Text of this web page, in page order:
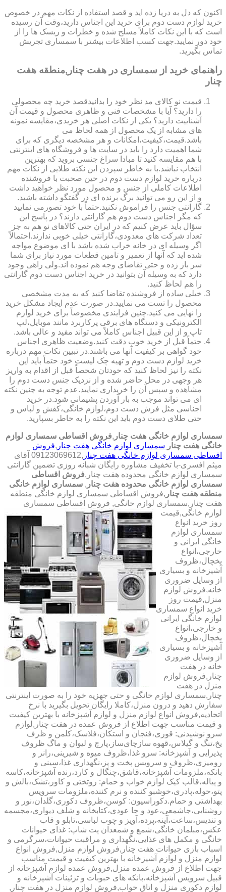
اکنون که دل به دریا زده اید و قصد استفاده از نکات مهم در خصوص
خرید لوازم دست دوم برای خرید این اجناس دارید،وقت آن رسیده
است که با این نکات کاملاً مسلح شده و خطرات و ریسک ها را از
خود دور نمایید.جهت کسب اطلاعات بیشتر با سمساری تجریش
تماس بگیرید.
راهنمای خرید از سمساری در هفت چنار,منطقه هفت
چنار
قیمت نو کالای مد نظر خود را بدانیدقصد خرید چه محصولی
را دارید؟ آیا با مشخصات فنی و ظاهری محصول و قیمت آن
آشناییت دارید؟ یکی از نکات اصلی هر خریدی،مقایسه نمونه
های مشابه از یک محصول از همه لحاظ می
باشد.قیمت،کیفیت،امکانات و هر مشخصه دیگری که برای
شما اهمیت دارد را باید در سایت ها و فروشگاه های اینترنتی
با هم مقایسه کنید تا مبادا سراغ جنسی بروید که بهترین
انتخاب نباشد.با به خاطر سپردن این نکته طلایی از نکات مهم
درباره خرید لوازم دست دوم در حین صحبت با فروشنده
اطلاعات کاملی از جنس و محصول مورد نظر خواهید داشت
و از این رو می توانید برگ برنده ای در گفتگو داشته باشید.
گارانتی جنس را فراموش نکنید.حتماً با خود تصورمی نمایید
که مگر اجناس دست دوم هم گارانتی دارند؟ در پاسخ این
سؤال باید عرض کنیم که در ایران حتی کالاهای نو هم به جز
تعداد شرکت های معدودی،گارانتی خیلی خوبی ندارند.احتمالاً
اگر وسیله ای در خانه خراب شده باشد با ای موضوع مواجه
شده اید که آنها از تعمیر و تامین قطعات مورد نیاز برای شما
سر باز زده و حتی تقاضای وجه هم نموده اند.ولی راهی وجود
دارد که به وسیله آن بتوانید در خرید اجناس دست دوم گارانتی
را هم لحاظ کنید.
خیلی ساده از فروشنده تقاضا کنید که به مدت مشخصی
محصول را تست می نمایید.در صورت عدم ایجاد مشکل خرید
را نهایی می کنید.چنین فرایندی مخصوصاً برای خرید لوازم
الکترونیکی و دستگاه های برقی پرکاربرد مانند موبایل،لپ
تاپ و از این قبیل اجناس کاملاً می تواند مفید و عالی باشد.
حتماً قبل از خرید خوب دقت کنید.وضعیت ظاهری اجناس
خود گواهی بر کیفیت آنها می باشند.در تبیین نکات مهم درباره
خرید لوازم دست دوم و تهیه چک لیست خود حتماً باید این
نکته را نیز لحاظ کنید که خودتان شخصاً قبل از اقدام به واریز
هر وجهی در محل حاضر شده و از نزدیک جنس دست دوم را
مشاهده و سپس آن را خریداری نمایید.عدم توجه به چنین نکته
ای می تواند موجب به بار آوردن پشیمانی شود.در خرید
اجناسی مثل فرش دست دوم،لوازم خانگی،کفش و لباس و
حتی طلای دست دوم باید این نکته را به خاطر بسپارید.
سمساری لوازم خانگی هفت چنار ,فروش اقساطی سمساری لوازم
خانگی هفت چنار سمساری لوازم خانگی هفت چنار ,فروش
اقساطی سمساری لوازم خانگی هفت چنار
,09123069612 آقای
میثم افسری-با تخفیف مشاوره رایگان شبانه روزی تضمین گارانتی
سمساری لوازم خانگی محدوده هفت چنار,فروش اقساطی
سمساری لوازم خانگی محدوده هفت چنار , سمساری لوازم خانگی
منطقه هفت چنار ,فروش اقساطی سمساری لوازم خانگی منطقه
هفت چنار,سمساری لوازم خانگی, فروش اقساطی سمساری
لوازم خانگی,قیمت
روز خرید انواع
سمساری لوازم
خانگی ایرانی و
خارجی،انواع
یخچال،ظروف
آشپزخانه و بسیاری
از وسایل ضروری
خانه,فروش لوازم
منزل,قیمت روز
خرید انواع سمساری
لوازم خانگی ایرانی
و خارجی،انواع
یخچال،ظروف
آشپزخانه و بسیاری
از وسایل ضروری
خانه در هفت
چنار,فروش لوازم
منزل در هفت
چنار,سمساری لوازم خانگی و حتی جهزیه خود را به صورت اینترنتی
سفارش دهید و درون منزل،کاملا رایگان تحویل بگیرید با نرخ
اتحادیه,فروش انواع لوازم منزل و لوازم آشپزخانه با بهترین کیفیت
و قیمت مناسب جهت اطلاع از فروش عمده در هفت چنار,لوازم
سرو نوشیدنی: قوری،فنجان و استکان،فلاسک،کلمن و ظرف
یخ،تنگ و گیلاس،قهوه سازچای‌ساز،پارچ و لیوان و ماگ ظروف
پذیرایی و آشپزخانه: سرو غذا،ظروف میوه و شیرینی،رانر و
رومیزی،ظروف و سرویس پخت و پز،نگهداری غذا،سینی و
بانکه،ملزومات آشپزخانه،قاشق،چنگال و کارد،رنده آشپزخانه،کاسه
و پیاله،قالب کیک لوازم خواب و حمام: روتختی و کاور،تشک،بالش و
پتو،حوله،پادری،خوشبو کننده و نرم کننده،ملزومات سرویس
بهداشتی و حمام.دکوراسیون: کوسن،ظروف دکوری،گلدان،نور و
روشنایی،جاشمعی،عود و جا عودی،کتابخانه و شلف دیواری،مجسمه
و تندیس،ساعت،آینه،پرده،آویز و چوب لباسی،تابلو و قاب
عکس،مبلمان خانگی،شمع و شمعدان پت شاپ: غذای حیوانات
خانگی و مکمل های غذایی،نگهداری و مراقبت حیوانات،سرگرمی و
اسباب بازی حیوانات هفت چنار,فروش لوازم منزل,فروش انواع
لوازم منزل و لوازم آشپزخانه با بهترین کیفیت و قیمت مناسب
جهت اطلاع از فروش عمده منزل,فروش عمده لوازم آشپزخانه از
قبیل سرویس آشپزخانه،بانکه های حبوبات و تزئینات آشپزخانه و
لوازم دکوری منزل و اتاق خواب,فروش لوازم منزل در هفت چنار,